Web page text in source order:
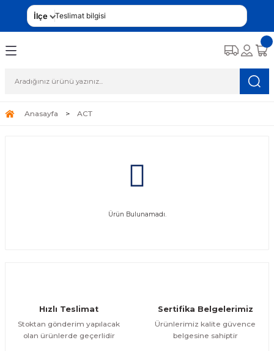
İlçe Teslimat bilgisi
Anasayfa ACT
Ürün Bulunamadı.
Hızlı Teslimat
Stoktan gönderim yapılacak
olan ürünlerde geçerlidir
Sertifika Belgelerimiz
Ürünlerimiz kalite güvence
belgesine sahiptir